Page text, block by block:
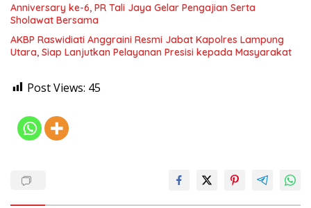
Anniversary ke-6, PR Tali Jaya Gelar Pengajian Serta
Sholawat Bersama
AKBP Raswidiati Anggraini Resmi Jabat Kapolres Lampung
Utara, Siap Lanjutkan Pelayanan Presisi kepada Masyarakat
Post Views: 45